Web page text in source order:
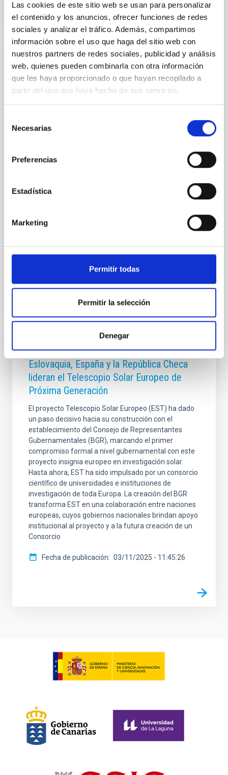
Las cookies de este sitio web se usan para personalizar
el contenido y los anuncios, ofrecer funciones de redes
sociales y analizar el tráfico. Además, compartimos
información sobre el uso que haga del sitio web con
nuestros partners de redes sociales, publicidad y análisis
web, quienes pueden combinarla con otra información
que les haya proporcionado o que hayan recopilado a
partir del uso que haya hecho de sus servicios.
Necesarias
Preferencias
Estadística
Marketing
Permitir todas
Permitir la selección
Denegar
NOTA DE PRENSA
El IAC participa en el hallazgo de un
'eslabón perdido' de la formación
planetaria
que mayoría de las estrellas similares al Sol albergan
Tierras’ y ‘ sub-Neptunos’ son los planetas más
abundancia, y debido a su ausencia en nuestro
determinado que estos planetas podrían perder gran
vida y
Fecha de publicación 07/01/2026 - 16:00:00
Eslovaquia, España y la República Checa
lideran el Telescopio Solar Europeo de
Próxima Generación
El proyecto Telescopio Solar Europeo (EST) ha dado
un paso decisivo hacia su construcción con el
establecimiento del Consejo de Representantes
Gubernamentales (BGR), marcando el primer
compromiso formal a nivel gubernamental con este
proyecto insignia europeo en investigación solar.
Hasta ahora, EST ha sido impulsado por un consorcio
científico de universidades e instituciones de
investigación de toda Europa. La creación del BGR
transforma EST en una colaboración entre naciones
europeas, cuyos gobiernos nacionales brindan apoyo
institucional al proyecto y a la futura creación de un
Consorcio
Fecha de publicación 03/11/2025 - 11:45:26